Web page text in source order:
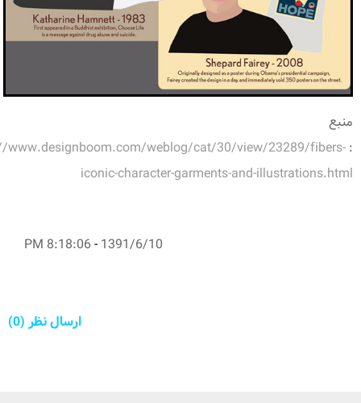
منبع
:
www.designboom.com/weblog/cat/30/view/23289/fibers-
iconic-character-garments-and-illustrations.html
1391/6/10
-
8:18:06 PM
ارسال نظر (0)